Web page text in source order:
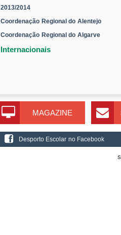
2013/2014
Coordenação Regional do Alentejo
Coordenação Regional do Algarve
Internacionais
MAGAZINE
Desporto Escolar no Facebook